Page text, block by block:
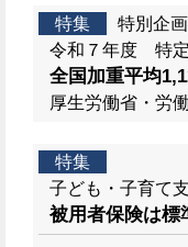
特集
特別企画
令和７年度 特
全国加重平均
厚生労働省・労
特集
子ども・子育て
被用者保険は